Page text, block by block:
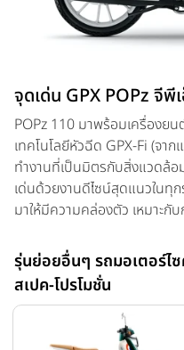
จุดเด่น GPX POPz จีพี
POPz 110 มาพร้อมเครื่องย
เทคโนโลยีหัวฉีด GPX-Fi (จา
ทำงานที่เป็นมิตรกับสิ่งแวดล้อ
เด่นด้วยงานดีไซน์สุดแนวในทุ
มาให้มีความคล่องตัว เหมาะกั
LIGHTING SYSTEM พร้อม
โดดเด่น ล้ำ ทันสมัย ให้แสงสว่
เฉพาะ GPX POPZ ต่อกันที่เรื
ผสมผสานดีไซน์ที่ตอบโจทย์ไ
อย่างลงตัว
รุ่นย่อยอื่นๆ รถมอเตอร์ไ
สเปค-โปรโมชั่น